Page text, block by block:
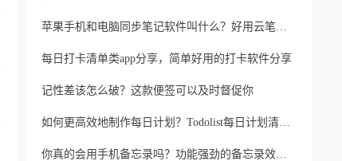
苹果手机和电脑同步笔记软件叫什么？好用云笔记软件分享
每日打卡清单类app分享，简单好用的打卡软件分享
记性差该怎么破？这款便签可以及时督促你
如何更高效地制作每日计划？Todolist每日计划清单制作方法
你真的会用手机备忘录吗？功能强劲的备忘录效率工具